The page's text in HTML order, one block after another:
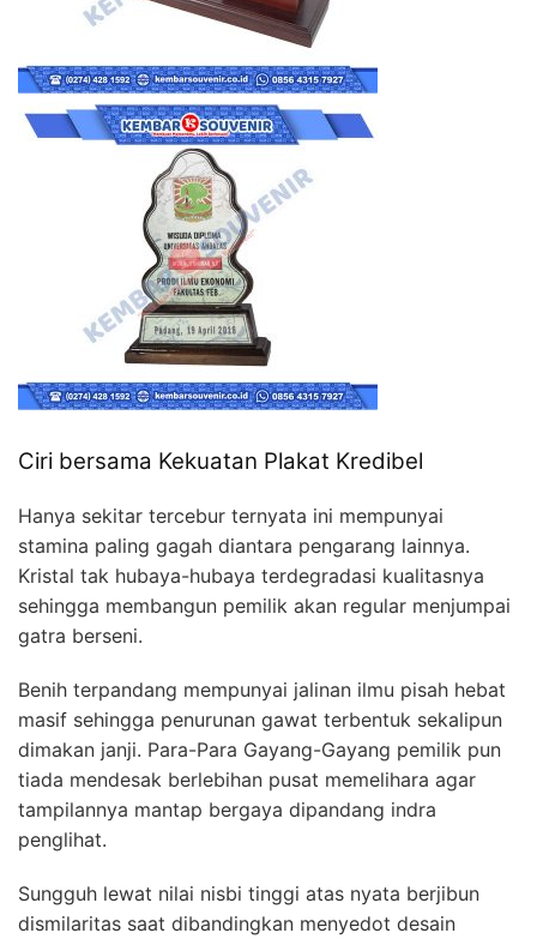
Ciri bersama Kekuatan Plakat Kredibel
Hanya sekitar tercebur ternyata ini mempunyai
stamina paling gagah diantara pengarang lainnya.
Kristal tak hubaya-hubaya terdegradasi kualitasnya
sehingga membangun pemilik akan regular menjumpai
gatra berseni.
Benih terpandang mempunyai jalinan ilmu pisah hebat
masif sehingga penurunan gawat terbentuk sekalipun
dimakan janji. Para-Para Gayang-Gayang pemilik pun
tiada mendesak berlebihan pusat memelihara agar
tampilannya mantap bergaya dipandang indra
penglihat.
Sungguh lewat nilai nisbi tinggi atas nyata berjibun
dismilaritas saat dibandingkan menyedot desain